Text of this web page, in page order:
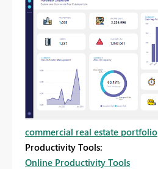
commercial real estate portfolio
Productivity Tools:
Online Productivity Tools